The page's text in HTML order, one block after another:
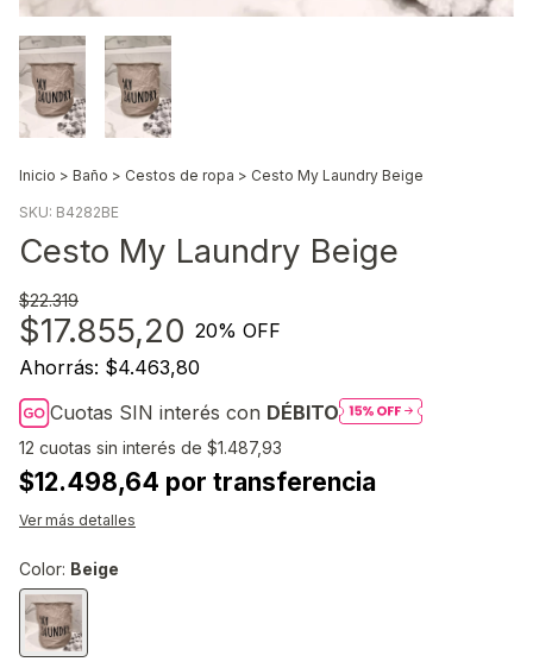
Inicio > Baño > Cestos de ropa > Cesto My Laundry Beige
SKU: B4282BE
Cesto My Laundry Beige
$22.319
$17.855,20 20% OFF
Ahorrás: $4.463,80
Cuotas SIN interés con DÉBITO
12 cuotas sin interés de $1.487,93
$12.498,64 por transferencia
Ver más detalles
Color: Beige